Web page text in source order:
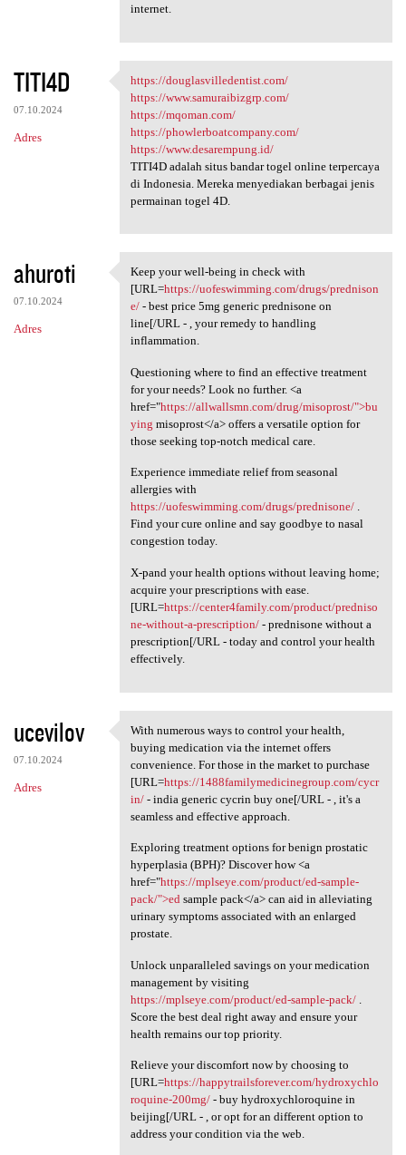
internet.
TITI4D
07.10.2024
Adres
https://douglasvilledentist
https://douglasvilledentist.com/
https://www.samuraibizgrp.com/
https://mqoman.com/
https://phowlerboatcompany.com/
https://www.desarempung.id/
TITI4D adalah situs bandar togel online terpercaya
di Indonesia. Mereka menyediakan berbagai jenis
permainan togel 4D.
ahuroti
07.10.2024
Adres
Keep your well-being in check
Keep your well-being in check with
[URL=https://uofeswimming.com/drugs/prednison
e/- best price 5mg generic prednisone on
line[/URL - , your remedy to handling
inflammation.
Questioning where to find an effective treatment
for your needs? Look no further. <a
href="https://allwallsmn.com/drug/misoprost/">bu
ying misoprost</a> offers a versatile option for
those seeking top-notch medical care.
Experience immediate relief from seasonal
allergies with
https://uofeswimming.com/drugs/prednisone/.
Find your cure online and say goodbye to nasal
congestion today.
X-pand your health options without leaving home;
acquire your prescriptions with ease.
[URL=https://center4family.com/product/predniso
ne-without-a-prescription/- prednisone without a
prescription[/URL - today and control your health
effectively.
ucevilov
07.10.2024
Adres
With numerous ways to control
With numerous ways to control your health,
buying medication via the internet offers
convenience. For those in the market to purchase
[URL=https://1488familymedicinegroup.com/cycr
in/- india generic cycrin buy one[/URL - , it's a
seamless and effective approach.
Exploring treatment options for benign prostatic
hyperplasia (BPH)? Discover how <a
href="https://mplseye.com/product/ed-sample-
pack/">edsample pack</a> can aid in alleviating
urinary symptoms associated with an enlarged
prostate.
Unlock unparalleled savings on your medication
management by visiting
https://mplseye.com/product/ed-sample-pack/.
Score the best deal right away and ensure your
health remains our top priority.
Relieve your discomfort now by choosing to
[URL=https://happytrailsforever.com/hydroxychlo
roquine-200mg/- buy hydroxychloroquine in
beijing[/URL - , or opt for an different option to
address your condition via the web.